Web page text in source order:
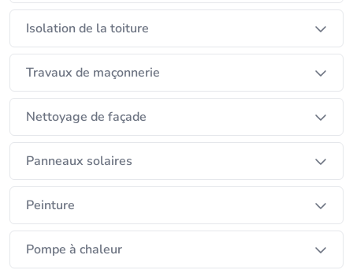
Isolation de la toiture
Travaux de maçonnerie
Nettoyage de façade
Panneaux solaires
Peinture
Pompe à chaleur